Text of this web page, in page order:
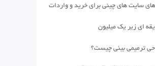
سایت های چینی برای خرید و واردات
ای زیر یک میلیون
ترمیمی بینی چیست؟